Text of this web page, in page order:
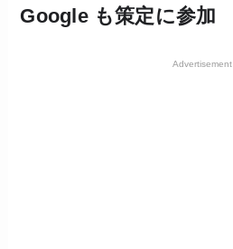
Google も策定に参加
Advertisement